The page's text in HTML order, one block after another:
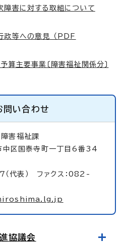
害に対する取組について
等への意見 （PDF
主要事業〔障害福祉関係分〕
問い合わせ
障害福祉課
区国泰寺町一丁目6番34
代表） ファクス：082-
協議会